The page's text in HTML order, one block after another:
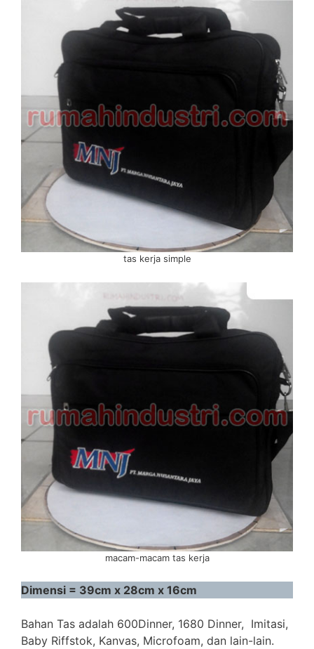
tas kerja simple
macam-macam tas kerja
Dimensi = 39cm x 28cm x 16cm
Bahan Tas adalah 600Dinner, 1680 Dinner, Imitasi,
Baby Riffstok, Kanvas, Microfoam, dan lain-lain.